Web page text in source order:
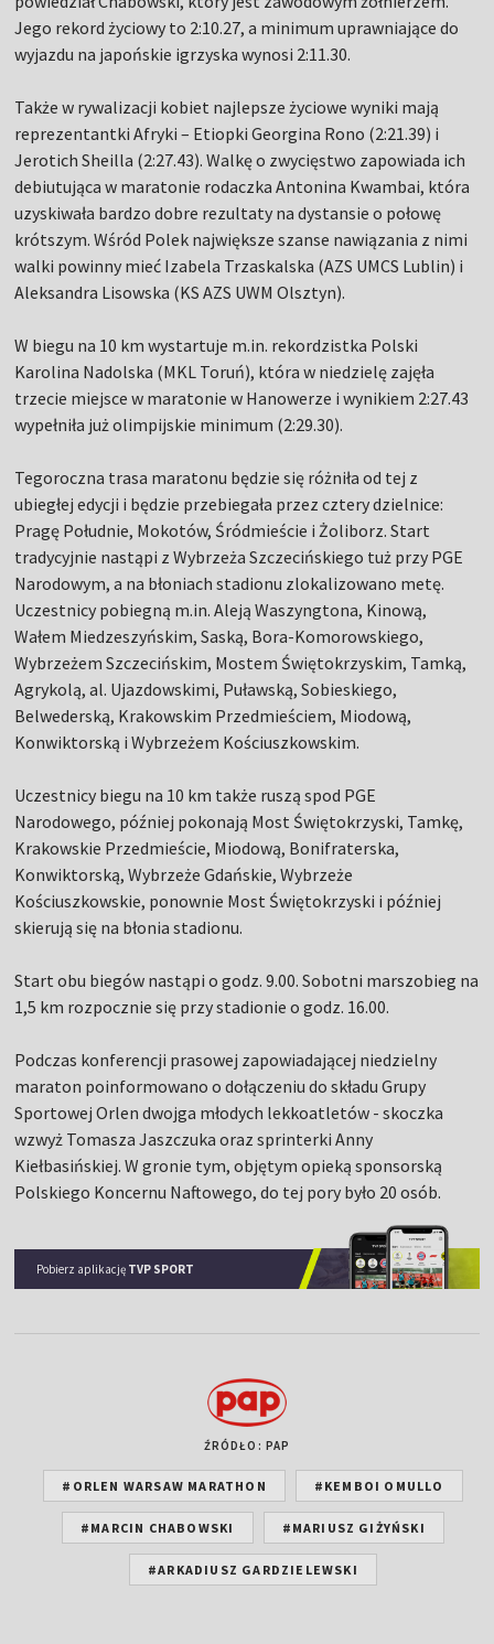
Jego rekord życiowy to 2:10.27, a minimum uprawniające do
wyjazdu na japońskie igrzyska wynosi 2:11.30.
Także w rywalizacji kobiet najlepsze życiowe wyniki mają
reprezentantki Afryki – Etiopki Georgina Rono (2:21.39) i
Jerotich Sheilla (2:27.43). Walkę o zwycięstwo zapowiada ich
debiutująca w maratonie rodaczka Antonina Kwambai, która
uzyskiwała bardzo dobre rezultaty na dystansie o połowę
krótszym. Wśród Polek największe szanse nawiązania z nimi
walki powinny mieć Izabela Trzaskalska (AZS UMCS Lublin) i
Aleksandra Lisowska (KS AZS UWM Olsztyn).
W biegu na 10 km wystartuje m.in. rekordzistka Polski
Karolina Nadolska (MKL Toruń), która w niedzielę zajęła
trzecie miejsce w maratonie w Hanowerze i wynikiem 2:27.43
wypełniła już olimpijskie minimum (2:29.30).
Tegoroczna trasa maratonu będzie się różniła od tej z
ubiegłej edycji i będzie przebiegała przez cztery dzielnice:
Pragę Południe, Mokotów, Śródmieście i Żoliborz. Start
tradycyjnie nastąpi z Wybrzeża Szczecińskiego tuż przy PGE
Narodowym, a na błoniach stadionu zlokalizowano metę.
Uczestnicy pobiegną m.in. Aleją Waszyngtona, Kinową,
Wałem Miedzeszyńskim, Saską, Bora-Komorowskiego,
Wybrzeżem Szczecińskim, Mostem Świętokrzyskim, Tamką,
Agrykolą, al. Ujazdowskimi, Puławską, Sobieskiego,
Belwederską, Krakowskim Przedmieściem, Miodową,
Konwiktorską i Wybrzeżem Kościuszkowskim.
Uczestnicy biegu na 10 km także ruszą spod PGE
Narodowego, później pokonają Most Świętokrzyski, Tamkę,
Krakowskie Przedmieście, Miodową, Bonifraterska,
Konwiktorską, Wybrzeże Gdańskie, Wybrzeże
Kościuszkowskie, ponownie Most Świętokrzyski i później
skierują się na błonia stadionu.
Start obu biegów nastąpi o godz. 9.00. Sobotni marszobieg na
1,5 km rozpocznie się przy stadionie o godz. 16.00.
Podczas konferencji prasowej zapowiadającej niedzielny
maraton poinformowano o dołączeniu do składu Grupy
Sportowej Orlen dwojga młodych lekkoatletów - skoczka
wzwyż Tomasza Jaszczuka oraz sprinterki Anny
Kiełbasińskiej. W gronie tym, objętym opieką sponsorską
Polskiego Koncernu Naftowego, do tej pory było 20 osób.
Pobierz aplikację TVP SPORT
ŹRÓDŁO: PAP
#ORLEN WARSAW MARATHON #KEMBOI OMULLO
#MARCIN CHABOWSKI #MARIUSZ GIŻYŃSKI
#ARKADIUSZ GARDZIELEWSKI